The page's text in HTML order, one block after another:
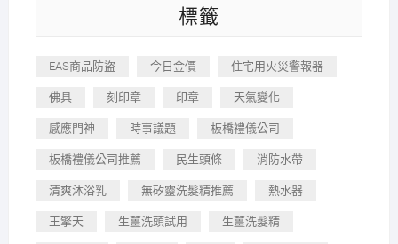
標籤
EAS商品防盜 今日金價 住宅用火災警報器
佛具 刻印章 印章 天氣變化
感應門神 時事議題 板橋禮儀公司
板橋禮儀公司推薦 民生頭條 消防水帶
清爽沐浴乳 無矽靈洗髮精推薦 熱水器
王擎天 生薑洗頭試用 生薑洗髮精